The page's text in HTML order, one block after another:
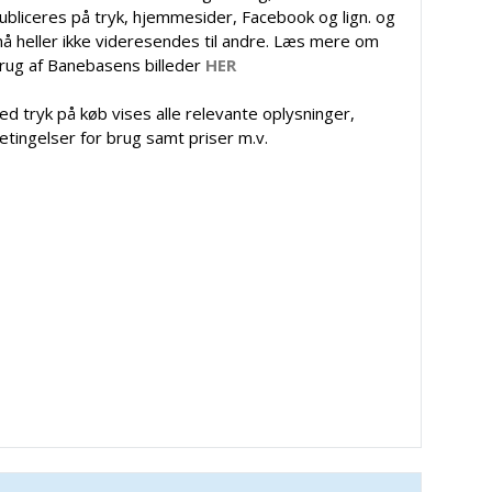
på tryk, hjemmesider, Facebook og lign. og
heller ikke videresendes til andre. Læs mere om
af Banebasens billeder HER
tryk på køb vises alle relevante oplysninger,
for brug samt priser m.v.